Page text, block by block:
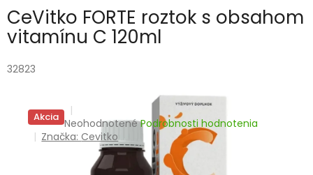
MINERÁLY
EROTIKA
CeVitko FORTE roztok s obsahom
vitamínu C 120ml
32823
Akcia Priemerné
hodnotenie
produktu
Neohodnotené Podrobnosti hodnotenia
Značka:Cevitko